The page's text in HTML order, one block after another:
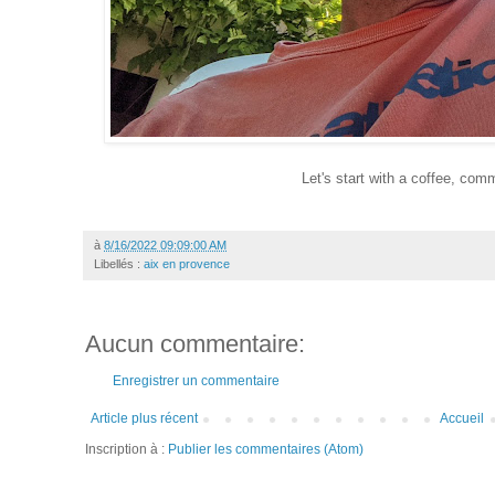
Let's start with a coffee,
à 8/16/2022 09:09:00 AM
Libellés : aix en provence
Aucun commentaire:
Enregistrer un commentaire
Article plus récent
Accueil
Inscription à : Publier les commentaires (Atom)